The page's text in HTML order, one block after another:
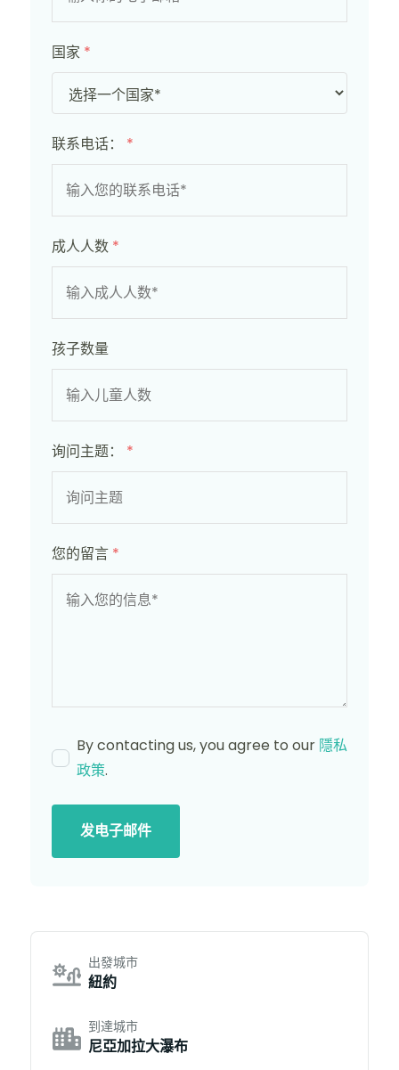
国家 *
联系电话： *
成人人数 *
孩子数量
询问主题： *
您的留言 *
By contacting us, you agree to our 隱私
政策.
发电子邮件
出發城市
紐約
到達城市
尼亞加拉大瀑布